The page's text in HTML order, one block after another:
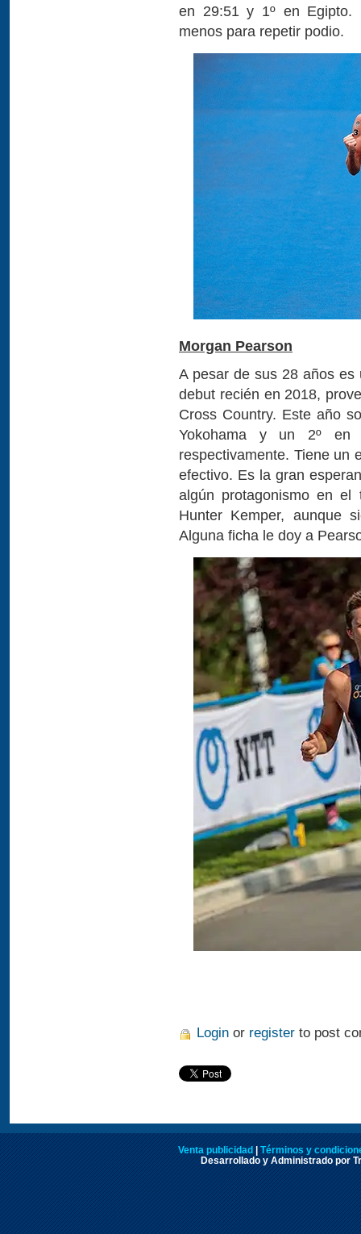
en 29:51 y 1º en Egipto.
menos para repetir podio.
Morgan Pearson
A pesar de sus 28 años
debut recién en 2018,
Cross Country. Este año
Yokohama y un 2º en
respectivamente. Tiene un
efectivo. Es la gran
algún protagonismo en el
Hunter Kemper, aunque
Alguna ficha le doy a
Login or register to post
Venta publicidad
Términos y
Desarrollado y Administrado por